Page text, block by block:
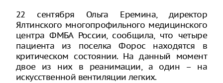
22 сентября Ольга Еремина, директор
Ялтинского многопрофильного медицинского
центра ФМБА России, сообщила, что четыре
пациента из поселка Форос находятся в
критическом состоянии. На данный момент
двое из них в реанимации, а один – на
искусственной вентиляции легких.